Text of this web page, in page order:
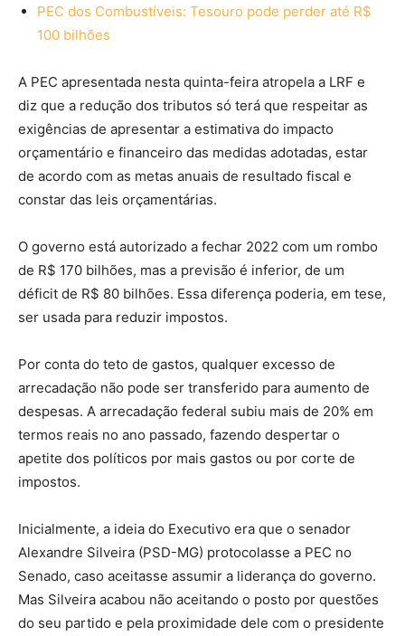
PEC dos Combustíveis: Tesouro pode perder até R$
100 bilhões
A PEC apresentada nesta quinta-feira atropela a LRF e
diz que a redução dos tributos só terá que respeitar as
exigências de apresentar a estimativa do impacto
orçamentário e financeiro das medidas adotadas, estar
de acordo com as metas anuais de resultado fiscal e
constar das leis orçamentárias.
O governo está autorizado a fechar 2022 com um rombo
de R$ 170 bilhões, mas a previsão é inferior, de um
déficit de R$ 80 bilhões. Essa diferença poderia, em tese,
ser usada para reduzir impostos.
Por conta do teto de gastos, qualquer excesso de
arrecadação não pode ser transferido para aumento de
despesas. A arrecadação federal subiu mais de 20% em
termos reais no ano passado, fazendo despertar o
apetite dos políticos por mais gastos ou por corte de
impostos.
Inicialmente, a ideia do Executivo era que o senador
Alexandre Silveira (PSD-MG) protocolasse a PEC no
Senado, caso aceitasse assumir a liderança do governo.
Mas Silveira acabou não aceitando o posto por questões
do seu partido e pela proximidade dele com o presidente